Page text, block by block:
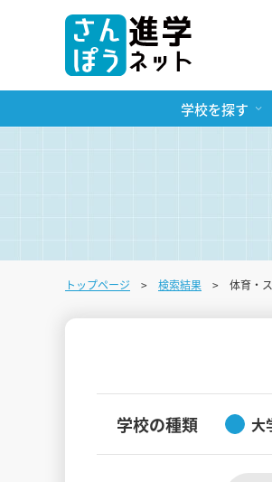
学校を探す
トップページ 検索結果 体育・
学校の種類 大